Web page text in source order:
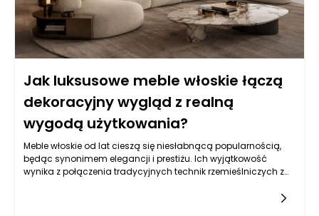
Jak luksusowe meble włoskie łączą
dekoracyjny wygląd z realną
wygodą użytkowania?
Meble włoskie od lat cieszą się niesłabnącą popularnością,
będąc synonimem elegancji i prestiżu. Ich wyjątkowość
wynika z połączenia tradycyjnych technik rzemieślniczych z